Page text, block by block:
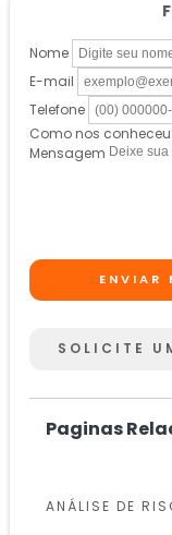
Nome
E-mail
Telefone
Como nos
Mensagem
ENVIAR
SOLICITE
Paginas
ANÁLISE DE